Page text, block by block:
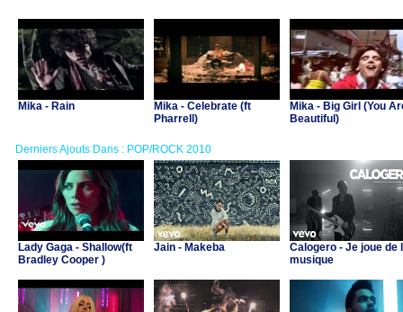
Mika - Rain
Mika - Celebrate (ft
Pharrell)
Mika - Big Girl (You
Beautiful)
Derniers Ajouts Dans : POP/ROCK 2010
Lady Gaga - Shallow(ft
Bradley Cooper )
Jain - Makeba
Calogero - Je joue de
musique